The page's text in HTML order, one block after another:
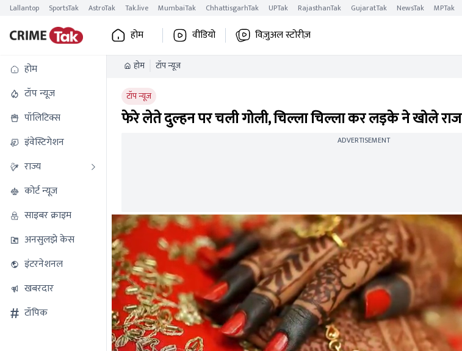
Lallantop SportsTak AstroTak Tak.live MumbaiTak ChhattisgarhTak UPTak RajasthanTak GujaratTak NewsTak MPTak
होम वीडियो विज़ुअल स्टोरीज़
होम
टॉप न्यूज
पॉलिटिक्स
इंवेस्टिगेशन
राज्य
कोर्ट न्यूज
साइबर क्राइम
अनसुलझे केस
इंटरनेशनल
खबरदार
टॉपिक
होम टॉप न्यूज
टॉप न्यूज
फेरे लेते दुल्हन पर चली गोली, चिल्ला चिल्ला कर लड़के ने खोले राज
ADVERTISEMENT